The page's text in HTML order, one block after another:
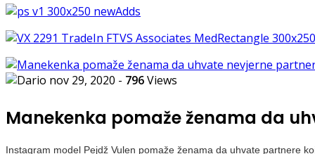
nov 29, 2020 - 796Views
Manekenka pomaže ženama da
Instagram model Pejdž Vulen pomaže ženama da uhvate partnere